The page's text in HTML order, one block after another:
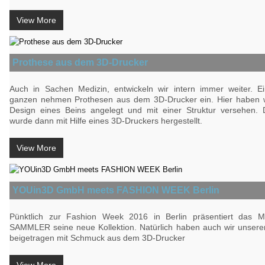
View More
Prothese aus dem 3D-Drucker
Auch in Sachen Medizin, entwickeln wir intern immer weiter.
ganzen nehmen Prothesen aus dem 3D-Drucker ein. Hier haben
Design eines Beins angelegt und mit einer Struktur versehen.
wurde dann mit Hilfe eines 3D-Druckers hergestellt.
View More
YOUin3D GmbH meets FASHION WEEK Berlin
Pünktlich zur Fashion Week 2016 in Berlin präsentiert das
SAMMLER seine neue Kollektion. Natürlich haben auch wir
beigetragen mit Schmuck aus dem 3D-Drucker